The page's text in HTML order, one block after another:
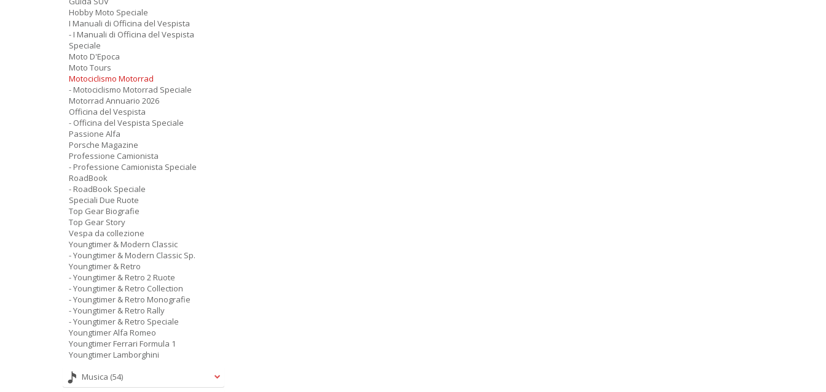
Hobby Moto Speciale
I Manuali di Officina del Vespista
- I Manuali di Officina del Vespista
Speciale
Moto D'Epoca
Moto Tours
Motociclismo Motorrad
- Motociclismo Motorrad Speciale
Motorrad Annuario 2026
Officina del Vespista
- Officina del Vespista Speciale
Passione Alfa
Porsche Magazine
Professione Camionista
- Professione Camionista Speciale
RoadBook
- RoadBook Speciale
Speciali Due Ruote
Top Gear Biografie
Top Gear Story
Vespa da collezione
Youngtimer & Modern Classic
- Youngtimer & Modern Classic Sp.
Youngtimer & Retro
- Youngtimer & Retro 2 Ruote
- Youngtimer & Retro Collection
- Youngtimer & Retro Monografie
- Youngtimer & Retro Rally
- Youngtimer & Retro Speciale
Youngtimer Alfa Romeo
Youngtimer Ferrari Formula 1
Youngtimer Lamborghini
Musica (54)